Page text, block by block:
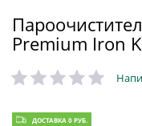
Premium Iron
ДОСТАВКА 0 РУБ.